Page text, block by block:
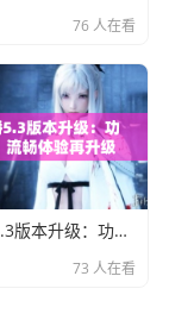
76 人在看
魅影直播5.3版本升级：功能升级、流畅体验再升级
73 人在看